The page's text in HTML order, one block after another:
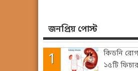
জনপ্রিয় পোস্ট
কিডনি
১৫টি